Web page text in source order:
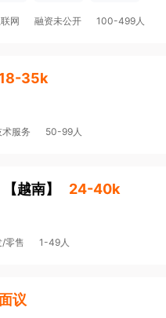
网 融资未公开 100-499人
18-35k
服务 50-99人
【越南】 24-40k
/零售 1-49人
议